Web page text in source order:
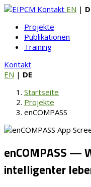
Kontakt EN |
Projekte
Publikationen
Training
Kontakt
EN | DE
Startseite
Projekte
enCOMPASS
enCOMPASS —
intelligenter